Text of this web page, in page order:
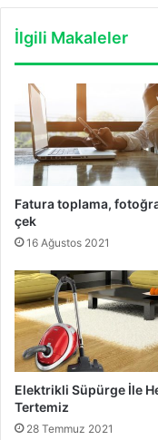
İlgili Makaleler
Fatura toplama,
çek
16 Ağustos 2021
Elektrikli Süpürge İle
Tertemiz
28 Temmuz 2021